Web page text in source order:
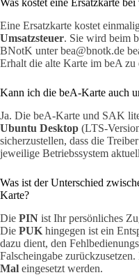
Was kostet eine Ersatzkarte
Eine Ersatzkarte kostet
Umsatzsteuer. Sie wird beim
BNotK unter bea@bnotk.de
Erhalt die alte Karte im beA zu
Kann ich die beA-Karte auch
Ja. Die beA-Karte und SAK
Ubuntu Desktop (LTS-
sicherzustellen, dass die
jeweilige Betriebssystem
Was ist der Unterschied
Karte?
Die PIN ist Ihr persönliches
Die PUK hingegen ist ein
dazu dient, den
Falscheingabe
Mal eingesetzt werden.